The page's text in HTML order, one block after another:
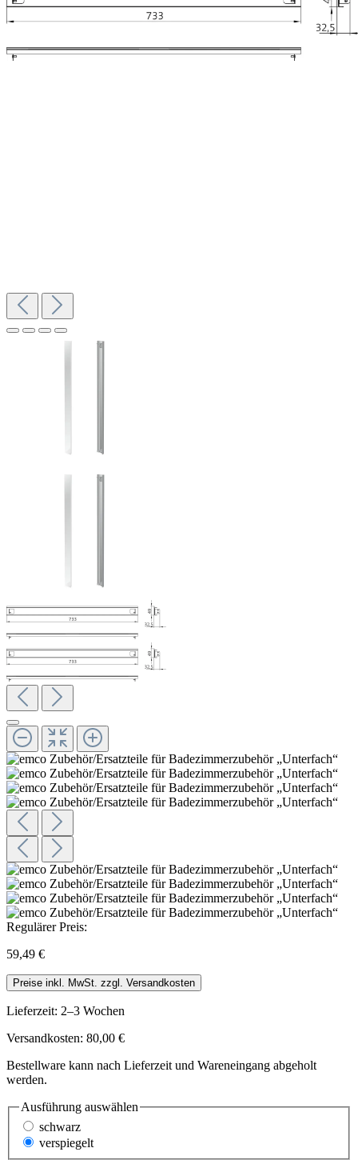
Regulärer Preis:
59,49 €
Preise inkl. MwSt. zzgl. Versandkosten
Lieferzeit: 2–3 Wochen
Versandkosten: 80,00 €
Bestellware kann nach Lieferzeit und Wareneingang abgeholt
werden.
Ausführung auswählen
schwarz
verspiegelt